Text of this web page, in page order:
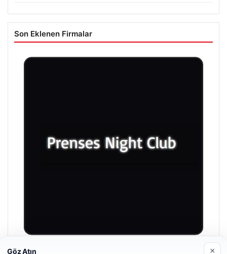
Son Eklenen Firmalar
Göz Atın ×